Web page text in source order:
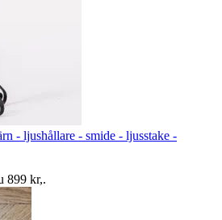
- ljushållare - smide - ljusstake -
899 kr,.